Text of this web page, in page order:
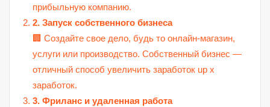
прибыльную компанию.
2. Запуск собственного бизнеса
🏢 Создайте свое дело, будь то онлайн-магазин,
услуги или производство. Собственный бизнес —
отличный способ увеличить заработок up x
заработок.
3. Фриланс и удаленная работа